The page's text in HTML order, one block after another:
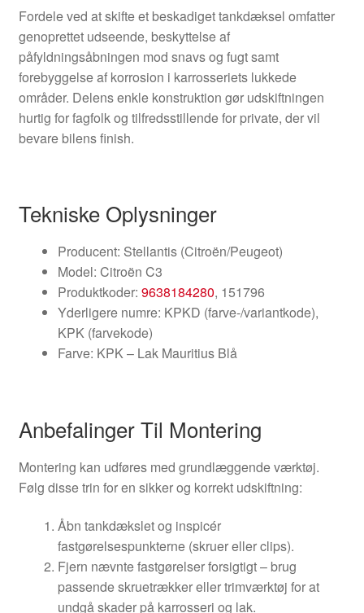
Fordele ved at skifte et beskadiget tankdæksel omfatter
genoprettet udseende, beskyttelse af
påfyldningsåbningen mod snavs og fugt samt
forebyggelse af korrosion i karrosseriets lukkede
områder. Delens enkle konstruktion gør udskiftningen
hurtig for fagfolk og tilfredsstillende for private, der vil
bevare bilens finish.
Tekniske Oplysninger
Producent: Stellantis (Citroën/Peugeot)
Model: Citroën C3
Produktkoder: 9638184280, 151796
Yderligere numre: KPKD (farve-/variantkode),
KPK (farvekode)
Farve: KPK – Lak Mauritius Blå
Anbefalinger Til Montering
Montering kan udføres med grundlæggende værktøj.
Følg disse trin for en sikker og korrekt udskiftning:
Åbn tankdækslet og inspicér
fastgørelsespunkterne (skruer eller clips).
Fjern nævnte fastgørelser forsigtigt – brug
passende skruetrækker eller trimværktøj for at
undgå skader på karrosseri og lak.